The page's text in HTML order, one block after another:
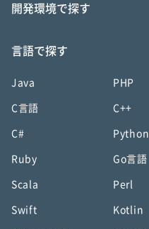
開発環境で探す
言語で探す
Java PHP
C言語 C++
C# Python
Ruby Go言語
Scala Perl
Swift Kotlin